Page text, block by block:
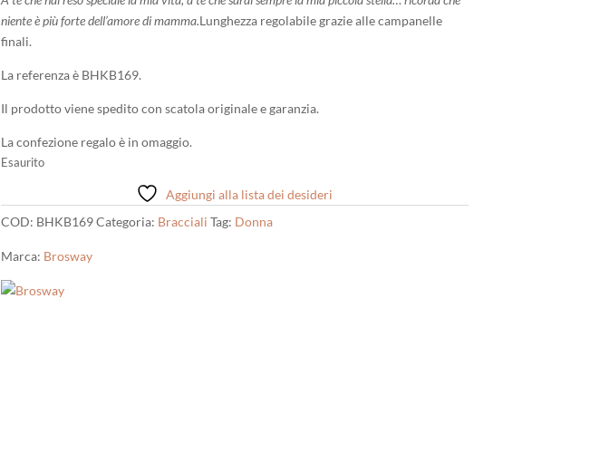
niente è più forte dell’amore di mamma.Lunghezza regolabile grazie alle campanelle
finali.
La referenza è BHKB169.
Il prodotto viene spedito con scatola originale e garanzia.
La confezione regalo è in omaggio.
Esaurito
Aggiungi alla lista dei desideri
COD: BHKB169 Categoria: Bracciali Tag: Donna
Marca: Brosway